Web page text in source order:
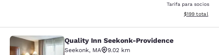
Tarifa para socios
Ver detalles
$199 total
Quality Inn Seekonk-Providence
Quality Inn Seekonk-Providence
Seekonk, MA
9.02 km